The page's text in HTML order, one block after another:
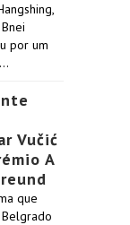
por um
Vučić
A
que